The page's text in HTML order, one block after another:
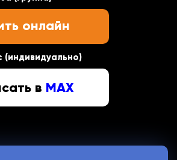
онлайн
(индивидуально)
в MAX